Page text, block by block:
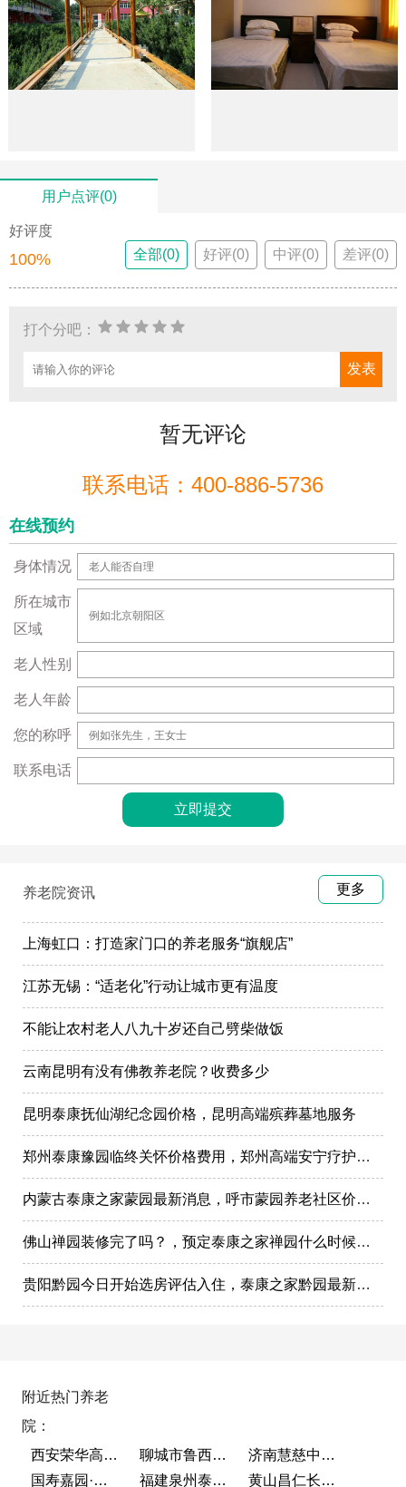
用户点评(0)
好评度
100% 全部(0) 好评(0) 中评(0) 差评(0)
打个分吧：
暂无评论
联系电话：400-886-5736
在线预约
身体情况
所在城市
区域
老人性别
老人年龄
您的称呼
联系电话
养老院资讯 更多
上海虹口：打造家门口的养老服务“旗舰店”
江苏无锡：“适老化”行动让城市更有温度
不能让农村老人八九十岁还自己劈柴做饭
云南昆明有没有佛教养老院？收费多少
昆明泰康抚仙湖纪念园价格，昆明高端殡葬墓地服务
郑州泰康豫园临终关怀价格费用，郑州高端安宁疗护在哪里
内蒙古泰康之家蒙园最新消息，呼市蒙园养老社区价格表
佛山禅园装修完了吗？，预定泰康之家禅园什么时候选房入住?
贵阳黔园今日开始选房评估入住，泰康之家黔园最新动态
附近热门养老
院：
西安荣华高新悦家养老服务有限公司
聊城市鲁西老年护养院
济南慧慈中医康养中心
国寿嘉园·成都乐境
福建泉州泰康之家鲤园 黄山昌仁长者颐养中心